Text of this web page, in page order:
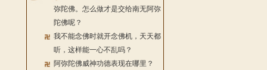
弥陀佛。怎么做才是交给南无阿弥
陀佛呢？
我不能念佛时就开念佛机，天天都
听，这样能一心不乱吗？
阿弥陀佛威神功德表现在哪里？